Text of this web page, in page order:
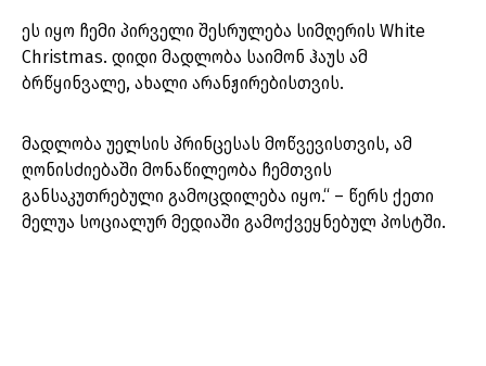
ეს იყო ჩემი პირველი შესრულება სიმღერის White
Christmas. დიდი მადლობა საიმონ ჰაუს ამ
ბრწყინვალე, ახალი არანჟირებისთვის.
მადლობა უელსის პრინცესას მოწვევისთვის, ამ
ღონისძიებაში მონაწილეობა ჩემთვის
განსაკუთრებული გამოცდილება იყო.“ – წერს ქეთი
მელუა სოციალურ მედიაში გამოქვეყნებულ პოსტში.